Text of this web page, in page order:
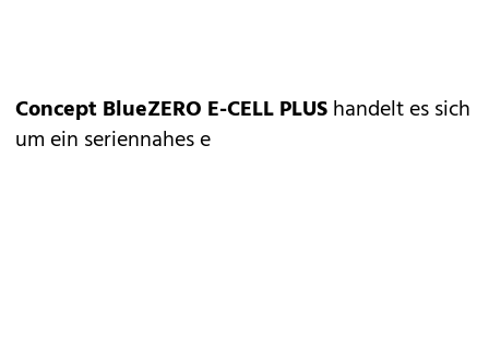
Concept BlueZERO E-CELL PLUShandelt es sich
um ein seriennahes e